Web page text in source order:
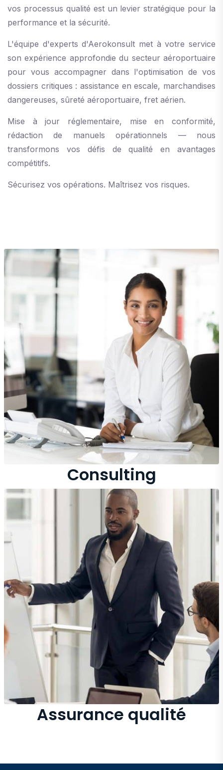
vos processus qualité est un levier stratégique pour la
performance et la sécurité.
L'équipe d'experts d'Aerokonsult met à votre service
son expérience approfondie du secteur aéroportuaire
pour vous accompagner dans l'optimisation de vos
dossiers critiques : assistance en escale, marchandises
dangereuses, sûreté aéroportuaire, fret aérien.
Mise à jour réglementaire, mise en conformité,
rédaction de manuels opérationnels — nous
transformons vos défis de qualité en avantages
compétitifs.
Sécurisez vos opérations. Maîtrisez vos risques.
Consulting
Assurance qualité